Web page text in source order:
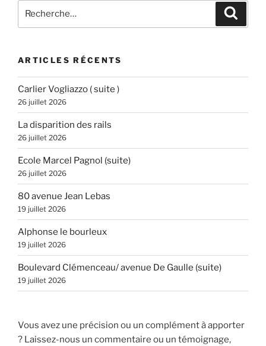
pour
ARTICLES RÉCENTS
Carlier Vogliazzo ( suite )
26 juillet 2026
La disparition des rails
26 juillet 2026
Ecole Marcel Pagnol (suite)
26 juillet 2026
80 avenue Jean Lebas
19 juillet 2026
Alphonse le bourleux
19 juillet 2026
Boulevard Clémenceau/ avenue De Gaulle (suite)
19 juillet 2026
Vous avez une précision ou un complément à apporter
? Laissez-nous un commentaire ou un témoignage,